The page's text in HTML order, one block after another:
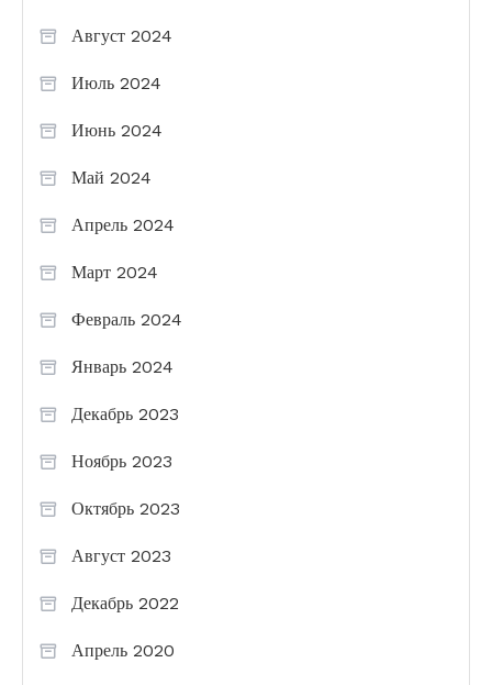
Август 2024
Июль 2024
Июнь 2024
Май 2024
Апрель 2024
Март 2024
Февраль 2024
Январь 2024
Декабрь 2023
Ноябрь 2023
Октябрь 2023
Август 2023
Декабрь 2022
Апрель 2020